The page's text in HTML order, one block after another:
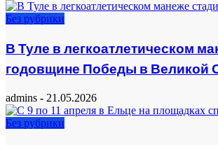
Без рубрики
В Туле в легкоатлетическом
годовщине Победы в Великой
admins - 21.05.2026
Без рубрики